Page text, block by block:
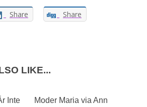
Share Share
LIKE...
Inte
Moder Maria via Ann